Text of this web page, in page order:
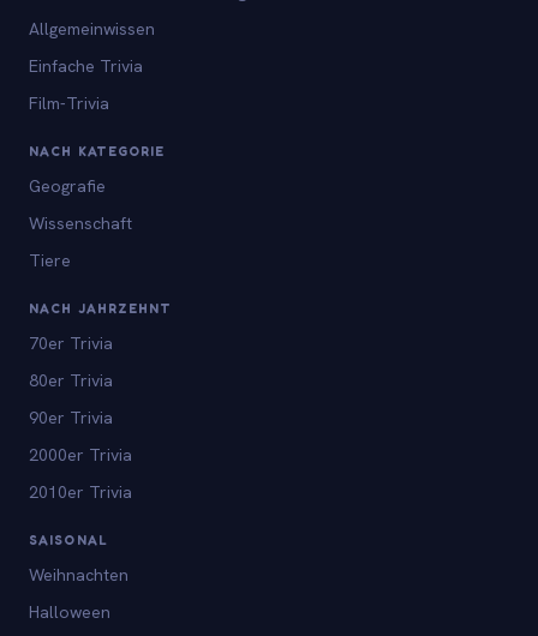
Allgemeinwissen
Einfache Trivia
Film-Trivia
NACH KATEGORIE
Geografie
Wissenschaft
Tiere
NACH JAHRZEHNT
70er Trivia
80er Trivia
90er Trivia
2000er Trivia
2010er Trivia
SAISONAL
Weihnachten
Halloween